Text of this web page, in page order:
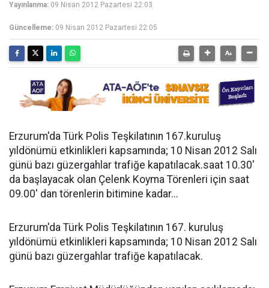
Yayınlanma: 09 Nisan 2012 Pazartesi 22:03
Güncelleme: 09 Nisan 2012 Pazartesi 22:05
Erzurum'da Türk Polis Teşkilatının 167.kuruluş
yıldönümü etkinlikleri kapsamında; 10 Nisan 2012 Salı
günü bazı güzergahlar trafiğe kapatılacak.saat 10.30'
da başlayacak olan Çelenk Koyma Törenleri için saat
09.00' dan törenlerin bitimine kadar...
Erzurum'da Türk Polis Teşkilatının 167. kuruluş
yıldönümü etkinlikleri kapsamında; 10 Nisan 2012 Salı
günü bazı güzergahlar trafiğe kapatılacak.